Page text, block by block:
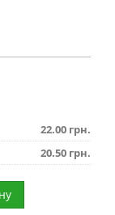
22.00 грн.
20.50 грн.